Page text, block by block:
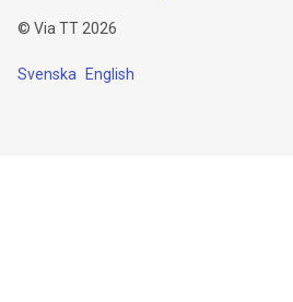
© Via TT 2026
Svenska English